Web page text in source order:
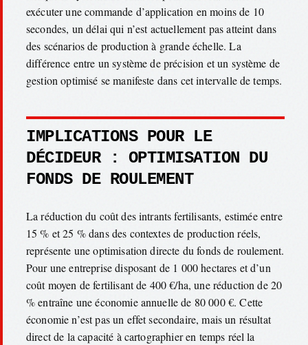
exécuter une commande d’application en moins de 10
secondes, un délai qui n’est actuellement pas atteint dans
des scénarios de production à grande échelle. La
différence entre un système de précision et un système de
gestion optimisé se manifeste dans cet intervalle de temps.
IMPLICATIONS POUR LE
DÉCIDEUR : OPTIMISATION DU
FONDS DE ROULEMENT
La réduction du coût des intrants fertilisants, estimée entre
15 % et 25 % dans des contextes de production réels,
représente une optimisation directe du fonds de roulement.
Pour une entreprise disposant de 1 000 hectares et d’un
coût moyen de fertilisant de 400 €/ha, une réduction de 20
% entraîne une économie annuelle de 80 000 €. Cette
économie n’est pas un effet secondaire, mais un résultat
direct de la capacité à cartographier en temps réel la